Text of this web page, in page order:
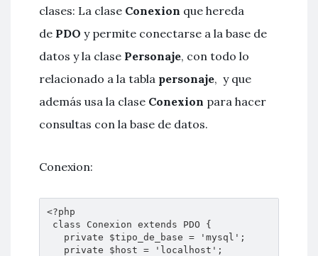
clases: La clase Conexion que hereda
de PDO y permite conectarse a la base de
datos y la clase Personaje, con todo lo
relacionado a la tabla personaje, y que
además usa la clase Conexion para hacer
consultas con la base de datos.
Conexion:
<?php
class Conexion extends PDO {
private $tipo_de_base = 'mysql';
private $host = 'localhost';